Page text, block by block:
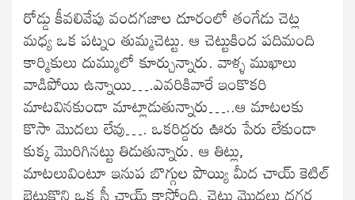
రోడ్డు కీవలివేపు వందగజాల దూరంలో తంగేడు చెట్ల
మధ్య ఒక పట్నం తుమ్మచెట్టు. ఆ చెట్టుకింద పదిమంది
కార్మికులు దుమ్ములో కూర్చున్నారు. వాళ్ళ ముఖాలు
వాడిపోయి ఉన్నాయి….ఎవరికివారే ఇంకొకరి
మాటవినకుండా మాట్లాడుతున్నారు…..ఆ మాటలకు
కొసా మొదలు లేవు…. ఒకరిద్దరు ఊరు పేరు లేకుండా
కుక్క మొరిగినట్టు తిడుతున్నారు. ఆ తిట్లు,
మాటలువింటూ ఇనుప బొగ్గుల పొయ్యి మీద చాయ్ కెటిల్